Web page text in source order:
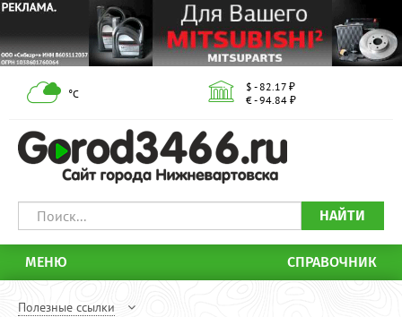
°С
$ - 82.17 ₽
€ - 94.84 ₽
НАЙТИ
МЕНЮ СПРАВОЧНИК
Полезные ссылки